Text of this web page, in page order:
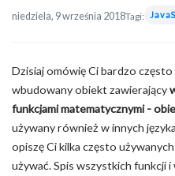
niedziela, 9 września 2018Tagi:
Dzisiaj omówię Ci bardzo
wbudowany obiekt zawierający
funkcjami matematycznymi -
używany również w innych
opiszę Ci kilka często
używać. Spis wszystkich funkcji i